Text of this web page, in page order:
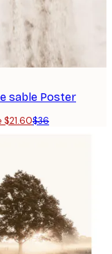
sable Poster
$21.60$36